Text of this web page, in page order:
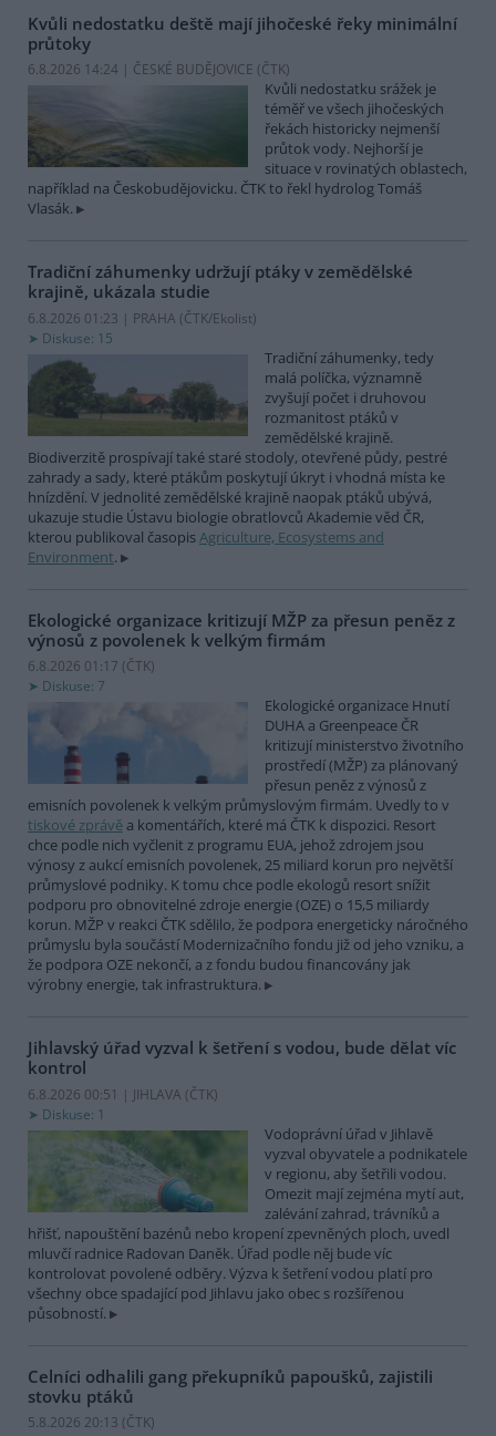
Kvůli nedostatku deště mají jihočeské řeky minimální
průtoky
6.8.2026 14:24 | ČESKÉ BUDĚJOVICE (ČTK)
Kvůli nedostatku srážek je
téměř ve všech jihočeských
řekách historicky nejmenší
průtok vody. Nejhorší je
situace v rovinatých oblastech,
například na Českobudějovicku. ČTK to řekl hydrolog Tomáš
Vlasák.
Tradiční záhumenky udržují ptáky v zemědělské
krajině, ukázala studie
6.8.2026 01:23 | PRAHA (ČTK/Ekolist)
Diskuse: 15
Tradiční záhumenky, tedy
malá políčka, významně
zvyšují počet i druhovou
rozmanitost ptáků v
zemědělské krajině.
Biodiverzitě prospívají také staré stodoly, otevřené půdy, pestré
zahrady a sady, které ptákům poskytují úkryt i vhodná místa ke
hnízdění. V jednolité zemědělské krajině naopak ptáků ubývá,
ukazuje studie Ústavu biologie obratlovců Akademie věd ČR,
kterou publikoval časopisAgriculture, Ecosystems and
Environment.
Ekologické organizace kritizují MŽP za přesun peněz z
výnosů z povolenek k velkým firmám
6.8.2026 01:17 (ČTK)
Diskuse: 7
Ekologické organizace Hnutí
DUHA a Greenpeace ČR
kritizují ministerstvo životního
prostředí (MŽP) za plánovaný
přesun peněz z výnosů z
emisních povolenek k velkým průmyslovým firmám. Uvedly to v
tiskové zprávě a komentářích, které má ČTK k dispozici. Resort
chce podle nich vyčlenit z programu EUA, jehož zdrojem jsou
výnosy z aukcí emisních povolenek, 25 miliard korun pro největší
průmyslové podniky. K tomu chce podle ekologů resort snížit
podporu pro obnovitelné zdroje energie (OZE) o 15,5 miliardy
korun. MŽP v reakci ČTK sdělilo, že podpora energeticky náročného
průmyslu byla součástí Modernizačního fondu již od jeho vzniku, a
že podpora OZE nekončí, a z fondu budou financovány jak
výrobny energie, tak infrastruktura.
Jihlavský úřad vyzval k šetření s vodou, bude dělat víc
kontrol
6.8.2026 00:51 | JIHLAVA (ČTK)
Diskuse: 1
Vodoprávní úřad v Jihlavě
vyzval obyvatele a podnikatele
v regionu, aby šetřili vodou.
Omezit mají zejména mytí aut,
zalévání zahrad, trávníků a
hřišť, napouštění bazénů nebo kropení zpevněných ploch, uvedl
mluvčí radnice Radovan Daněk. Úřad podle něj bude víc
kontrolovat povolené odběry. Výzva k šetření vodou platí pro
všechny obce spadající pod Jihlavu jako obec s rozšířenou
působností.
Celníci odhalili gang překupníků papoušků, zajistili
stovku ptáků
5.8.2026 20:13 (ČTK)